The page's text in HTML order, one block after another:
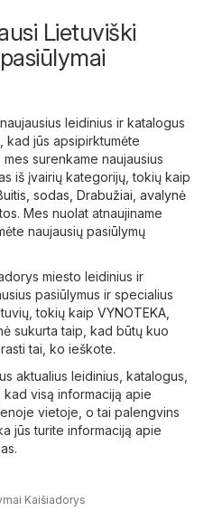
Lietuviški
leidinius ir katalogus
kad jūs apsipirktumėte
surenkame naujausius
iš įvairių kategorijų, tokių kaip
sodas Drabužiai, avalynė
. Mes nuolat atnaujiname
naujausių pasiūlymų
miesto leidinius ir
pasiūlymus ir specialius
tokių kaip VYNOTEKA
sukurta taip, kad būtų kuo
tai, ko ieškote.
aktualius leidinius, katalogus,
kad visą informaciją apie
vietoje, o tai palengvins
jūs turite informaciją apie
Kaišiadorys